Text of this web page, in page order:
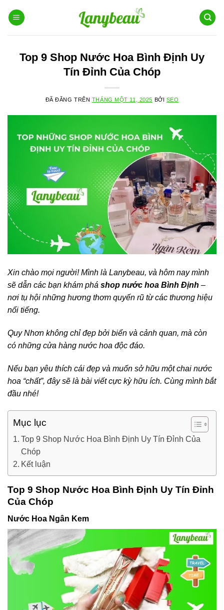
đến
Top 9 Shop Nước Hoa Bình Định Uy
Tín Đỉnh Của Chóp
ĐÃ ĐĂNG TRÊN THÁNG MỘT 11, 2025 BỞI SEO
Xin chào mọi người! Mình là Lanybeau, và hôm nay mình
sẽ dẫn các bạn khám phá shop nước hoa Bình Định –
nơi tụ hội những hương thơm quyến rũ từ các thương hiệu
nổi tiếng.
Quy Nhơn không chỉ đẹp bởi biển và cảnh quan, mà còn
có những cửa hàng nước hoa độc đáo.
Nếu bạn yêu thích cái đẹp và muốn sở hữu một chai nước
hoa “chất”, đây sẽ là bài viết cực kỳ hữu ích. Cùng mình bắt
đầu nhé!
Mục lục
Top 9 Shop Nước Hoa Bình Định Uy Tín Đỉnh Của
Chóp
Kết luận
Top 9 Shop Nước Hoa Bình Định Uy Tín Đỉnh
Của Chóp
Nước Hoa Ngân Kem